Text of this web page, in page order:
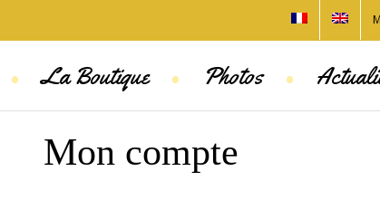
• La Boutique • Photos •
Mon compte